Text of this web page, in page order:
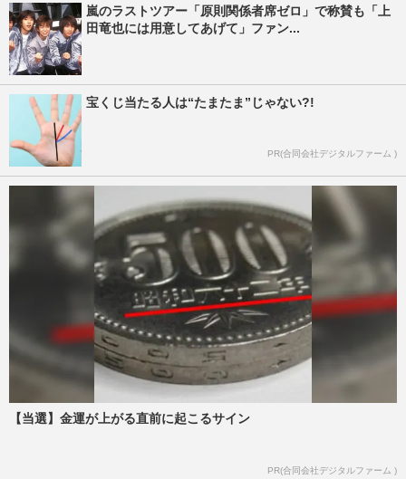
嵐のラストツアー「原則関係者席ゼロ」で称賛も「上
田竜也には用意してあげて」ファン...
宝くじ当たる人は“たまたま”じゃない?!
PR(合同会社デジタルファーム )
【当選】金運が上がる直前に起こるサイン
PR(合同会社デジタルファーム )